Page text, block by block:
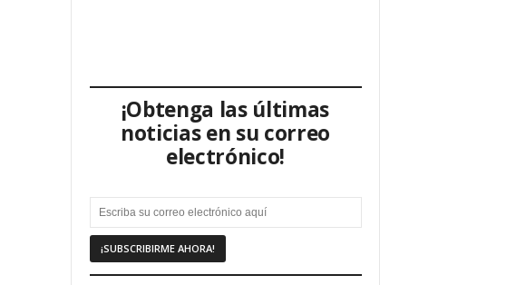
¡Obtenga las últimas
noticias en su correo
electrónico!